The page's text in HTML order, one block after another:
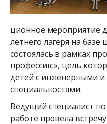
ционное мероприятие
летнего лагеря на
состоялась в рамках
профессию», цель
детей с инженерными и
специальностями.
Ведущий специалист
работе провела